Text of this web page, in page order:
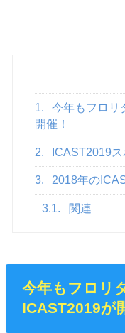
1.
今年もフロリ
開催！
2. ICAST2019
3. 2018年の
3.1. 関連
今年もフロリ
ICAST2019が